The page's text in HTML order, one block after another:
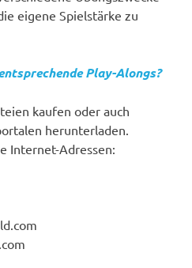
eigene Spielstärke zu
Play-Alongs?
kaufen oder auch
herunterladen.
Internet-Adressen: